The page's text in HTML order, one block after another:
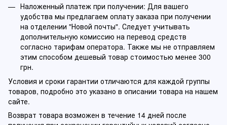
Наложенный платеж при получении: Для вашего
удобства мы предлагаем оплату заказа при получении
на отделении "Новой почты". Следует учитывать
дополнительную комиссию на перевод средств
согласно тарифам оператора. Также мы не отправляем
этим способом дешевый товар стоимостью менее 300
грн.
Условия и сроки гарантии отличаются для каждой группы
товаров, подробно это указано в описании товара на нашем
сайте.
Возврат товара возможен в течение 14 дней после